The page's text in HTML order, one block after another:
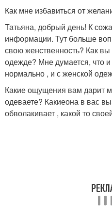
Как мне избавиться от
Татьяна, добрый день! К
информации. Тут больше
свою женственность? Как вы
одежде? Мне думается, что
нормально , и с женской
Какие ощущения вам дарит
одеваете? Какиеона в вас
обволакивает , какой то